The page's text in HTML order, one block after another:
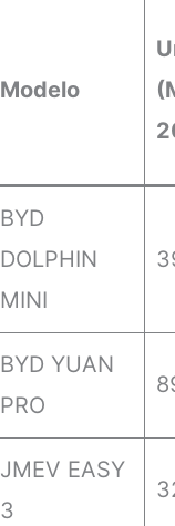
Modelo
BYD
DOLPHIN
MINI
BYD YUAN
PRO
JMEV EASY
3